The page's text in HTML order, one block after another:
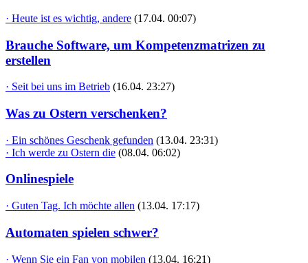
· Heute ist es wichtig, andere (17.04. 00:07)
Brauche Software, um Kompetenzmatrizen zu
erstellen
· Seit bei uns im Betrieb (16.04. 23:27)
Was zu Ostern verschenken?
· Ein schönes Geschenk gefunden (13.04. 23:31)
· Ich werde zu Ostern die (08.04. 06:02)
Onlinespiele
· Guten Tag. Ich möchte allen (13.04. 17:17)
Automaten spielen schwer?
· Wenn Sie ein Fan von mobilen (13.04. 16:21)